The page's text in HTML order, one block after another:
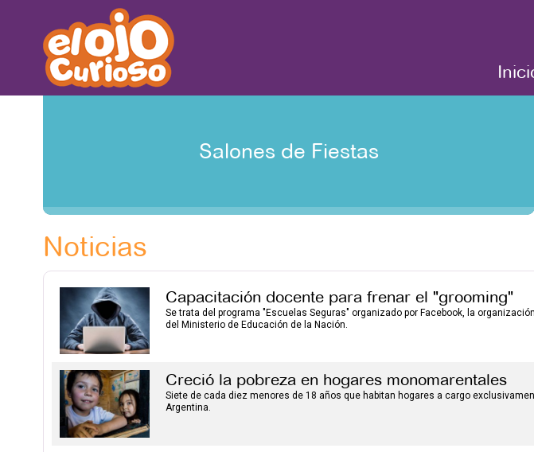
Salones de Fiestas
Noticias
Capacitación docente para frenar el "grooming"
Se trata del programa "Escuelas Seguras" organizado por Facebook, la
del Ministerio de Educación de la Nación.
Creció la pobreza en hogares monomarentales
Siete de cada diez menores de 18 años que habitan hogares a cargo
Argentina.